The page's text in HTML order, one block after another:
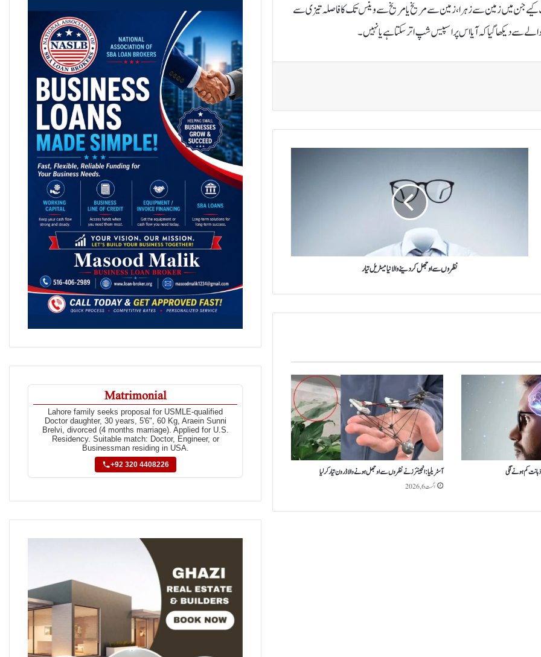
کا معائنہ کیا اور 525 ایسے سیارچے دریافت کیے جن میں زمین سے زہرا، زمین سے مریخ یا مریخ سے وینس تک کا فاصلہ تیزی سے
دیکھا گیا کہ آیا اس پر اسپیس شپ اتر سکتا ہے یا نہیں۔
تیار
نظروں سے اوجھل کر دینے والا نیا میٹریل تیار
کم ہونے لگی آسٹریلیا: انجینئرز نے نظروں سے اوجھل ہونے والا ڈرون تیار کر لیا
اگست 6, 2026
Matrimonial
Lahore family seeks proposal for USMLE-qualified
Doctor daughter, 30 years, 5'6", 60 Kg, Araein Sunni
Brelvi, divorced (4 months marriage). Applied for U.S.
Residency. Suitable match: Doctor, Engineer, or
Businessman residing in USA.
+92 320 4408226